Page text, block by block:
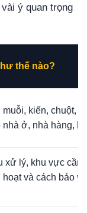
ý quan trọng
thế nào?
kiến, chuột,
ở, nhà hàng,
xử lý, khu vực cần
và cách bảo